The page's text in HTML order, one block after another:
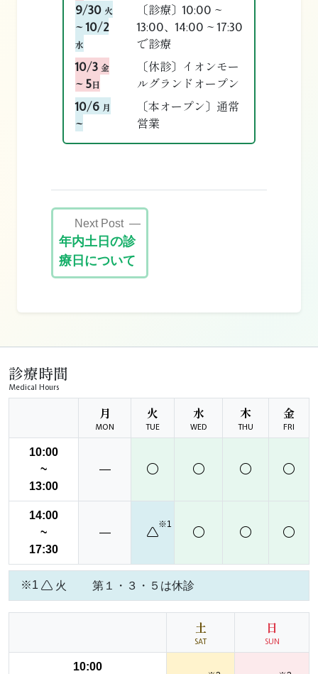
9/30 火
~ 10/2
水
〔診療〕10:00 ~
13:00、14:00 ~ 17:30
で診療
10/3 金
~ 5日
〔休診〕イオンモー
ルグランドオープン
10/6 月
~
〔本オープン〕通常
営業
投
稿
ナ
ビ
ゲ
シ
ョ
ン
Next Post
年内土日の診
療日について
診療時間
Medical Hours
月
MON
火
TUE
水
WED
木
THU
金
FRI
10:00
~
13:00
―
14:00
~
17:30
―
※1
※1 火 第１・３・５は休診
土
SAT
日
SUN
10:00